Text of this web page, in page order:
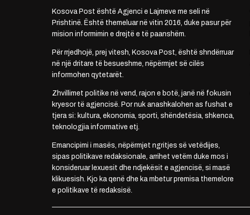
Kosova Post është Agjenci e Lajmeve me seli në
Prishtinë. Është themeluar në vitin 2016, duke pasur për
mision informimin e drejtë e të paanshëm.
Për rrjedhojë, prej vitesh, Kosova Post, është shndërruar
në një dritare të besueshme, nëpërmjet së cilës
informohen qytetarët.
Zhvillimet politike në vend, rajon e botë, janë në fokusin
kryesor të agjencisë. Por nuk anashkalohen as fushat e
tjera si: kultura, ekonomia, sporti, shëndetësia, shkenca,
teknologjia informative etj.
Emancipimi i masës, nëpërmjet ngritjes së vetëdijes,
sipas politikave redaksionale, arrihet vetëm duke mos i
konsideruar lexuesit dhe ndjekësit e agjencisë, si masë
klikuesish. Kjo ka qenë dhe ka mbetur premisa themelore
e politikave të redaksisë.